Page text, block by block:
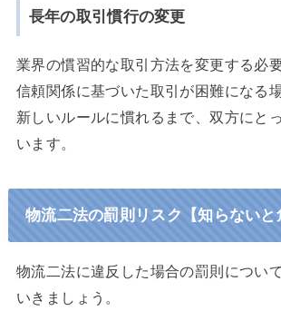
長年の取引慣行の変更
業界の慣習的な取引方法を変更する必
信頼関係に基づいた取引が困難になる
新しいルールに慣れるまで、双方にと
います。
物流二法の罰則リスク【知らないと
物流二法に違反した場合の罰則につい
いきましょう。